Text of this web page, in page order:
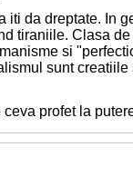
iti da dreptate. In
tiraniile. Clasa
si
sunt
profet la